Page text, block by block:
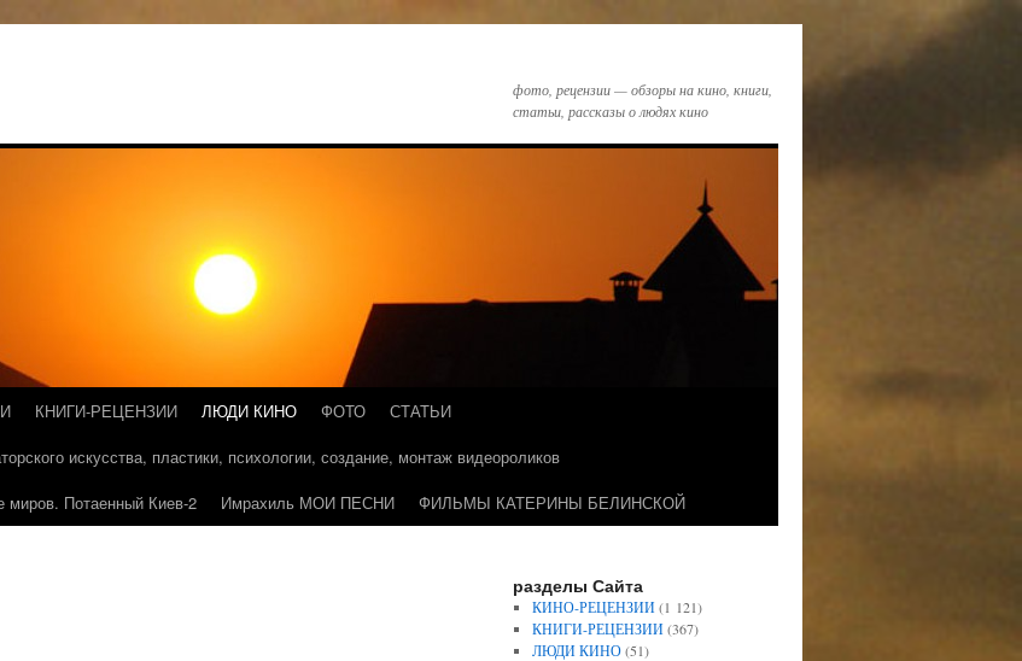
фото, рецензии — обзоры на кино, книги,
статьи, рассказы о людях кино
КНИГИ-РЕЦЕНЗИИ ЛЮДИ КИНО ФОТО
СТАТЬИ
искусства, пластики, психологии, создание, монтаж видеороликов
миров. Потаенный Киев-2 Имрахиль МОИ ПЕСНИ ФИЛЬМЫ КАТЕРИНЫ БЕЛИНСКОЙ
разделы Сайта
КИНО-РЕЦЕНЗИИ(1 121)
КНИГИ-РЕЦЕНЗИИ(367)
ЛЮДИ КИНО(51)